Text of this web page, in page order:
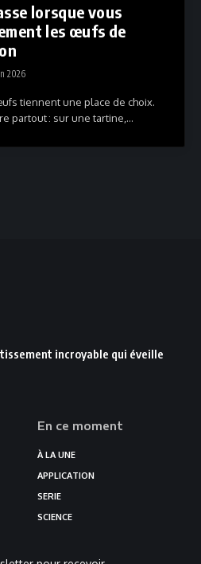
lorsque vous
les œufs de
2026
tiennent une place de choix.
partout : sur une tartine,…
incroyable qui éveille
En ce moment
À LA UNE
APPLICATION
SERIE
SCIENCE